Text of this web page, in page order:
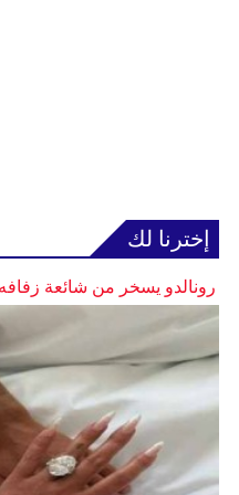
إخترنا لك
رونالدو يسخر من شائعة